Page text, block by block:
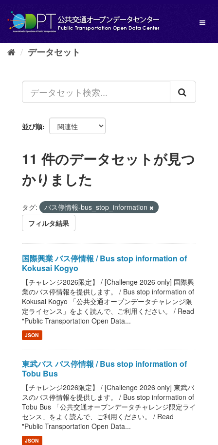
し
データセット
並び順
11 件のデータセットが見つ
かりました
タグ:
バス停情報-bus_stop_information
フィルタ結果
国際興業 バス停情報 / Bus stop information of
Kokusai Kogyo
【チャレンジ2026限定】 / [Challenge 2026 only] 国際興
業のバス停情報を提供します。 / Bus stop information of
Kokusai Kogyo 「公共交通オープンデータチャレンジ限
定ライセンス」をよく読んで、ご利用ください。 / Read
"Public Transportation Open Data...
JSON
東武バス バス停情報 / Bus stop information of
Tobu Bus
【チャレンジ2026限定】 / [Challenge 2026 only] 東武バ
スのバス停情報を提供します。 / Bus stop information of
Tobu Bus 「公共交通オープンデータチャレンジ限定ライ
センス」をよく読んで、ご利用ください。 / Read
"Public Transportation Open Data...
JSON